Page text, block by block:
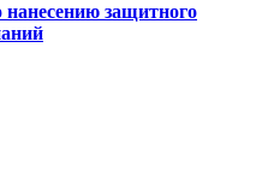
нанесению защитного